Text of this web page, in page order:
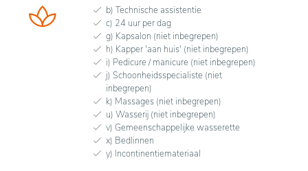
b) Technische assistentie
c) 24 uur per dag
g) Kapsalon (niet inbegrepen)
h) Kapper 'aan huis' (niet inbegrepen)
i) Pedicure / manicure (niet inbegrepen)
j) Schoonheidsspecialiste (niet
inbegrepen)
k) Massages (niet inbegrepen)
u) Wasserij (niet inbegrepen)
v) Gemeenschappelijke wasserette
x) Bedlinnen
y) Incontinentiemateriaal